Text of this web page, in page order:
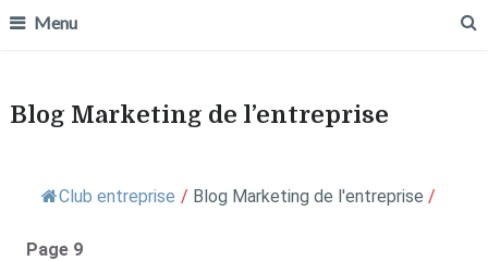
Menu
Blog Marketing de l’entreprise
Club entreprise / Blog Marketing de l'entreprise /
Page 9